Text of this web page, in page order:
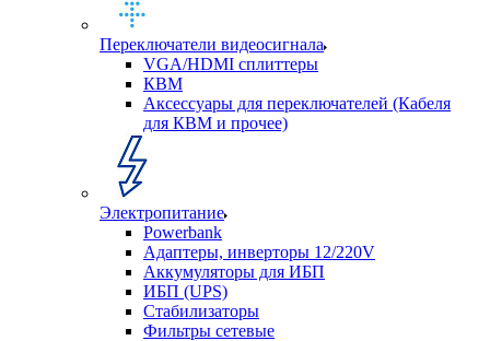
Переключатели видеосигнала
VGA/HDMI сплиттеры
КВМ
Аксессуары для переключателей (Кабеля
для КВМ и прочее)
Электропитание
Powerbank
Адаптеры, инверторы 12/220V
Аккумуляторы для ИБП
ИБП (UPS)
Стабилизаторы
Фильтры сетевые